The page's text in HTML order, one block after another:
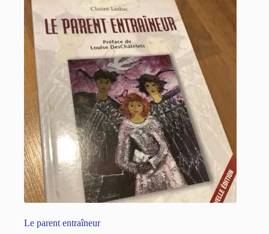
Le parent entraîneur